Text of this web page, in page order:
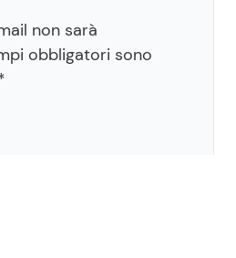
non sarà
obbligatori sono